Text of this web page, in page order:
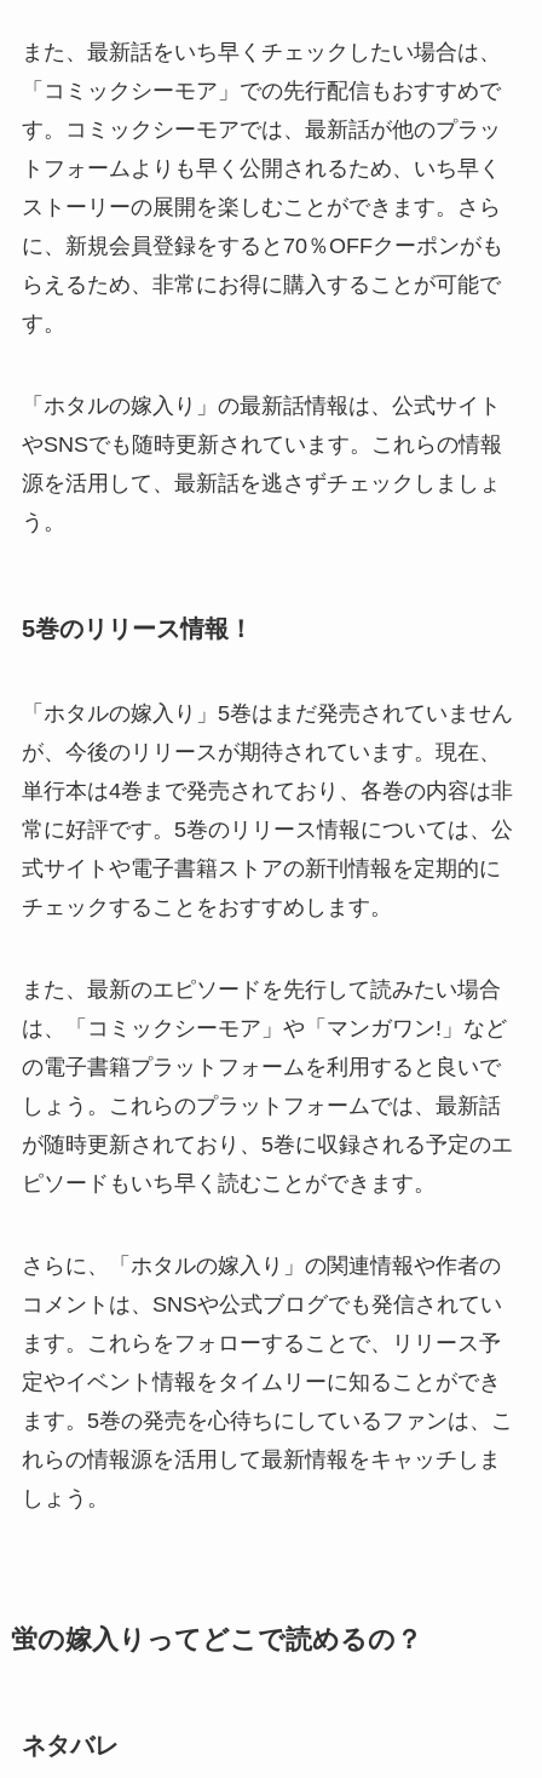
また、最新話をいち早くチェックしたい場合は、
「コミックシーモア」での先行配信もおすすめで
す。コミックシーモアでは、最新話が他のプラッ
トフォームよりも早く公開されるため、いち早く
ストーリーの展開を楽しむことができます。さら
に、新規会員登録をすると70％OFFクーポンがも
らえるため、非常にお得に購入することが可能で
す。
「ホタルの嫁入り」の最新話情報は、公式サイト
やSNSでも随時更新されています。これらの情報
源を活用して、最新話を逃さずチェックしましょ
う。
5巻のリリース情報！
「ホタルの嫁入り」5巻はまだ発売されていません
が、今後のリリースが期待されています。現在、
単行本は4巻まで発売されており、各巻の内容は非
常に好評です。5巻のリリース情報については、公
式サイトや電子書籍ストアの新刊情報を定期的に
チェックすることをおすすめします。
また、最新のエピソードを先行して読みたい場合
は、「コミックシーモア」や「マンガワン!」など
の電子書籍プラットフォームを利用すると良いで
しょう。これらのプラットフォームでは、最新話
が随時更新されており、5巻に収録される予定のエ
ピソードもいち早く読むことができます。
さらに、「ホタルの嫁入り」の関連情報や作者の
コメントは、SNSや公式ブログでも発信されてい
ます。これらをフォローすることで、リリース予
定やイベント情報をタイムリーに知ることができ
ます。5巻の発売を心待ちにしているファンは、こ
れらの情報源を活用して最新情報をキャッチしま
しょう。
蛍の嫁入りってどこで読めるの？
ネタバレ